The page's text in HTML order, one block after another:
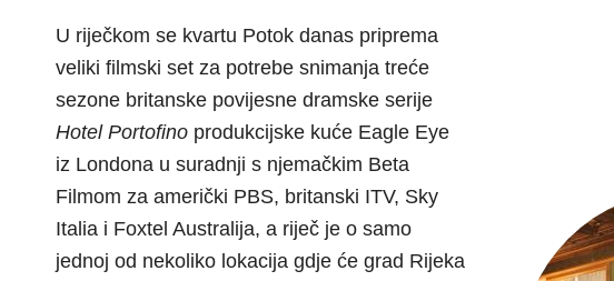
U riječkom se kvartu Potok danas priprema
veliki filmski set za potrebe snimanja treće
sezone britanske povijesne dramske serije
Hotel Portofino produkcijske kuće Eagle Eye
iz Londona u suradnji s njemačkim Beta
Filmom za američki PBS, britanski ITV, Sky
Italia i Foxtel Australija, a riječ je o samo
jednoj od nekoliko lokacija gdje će grad Rijeka